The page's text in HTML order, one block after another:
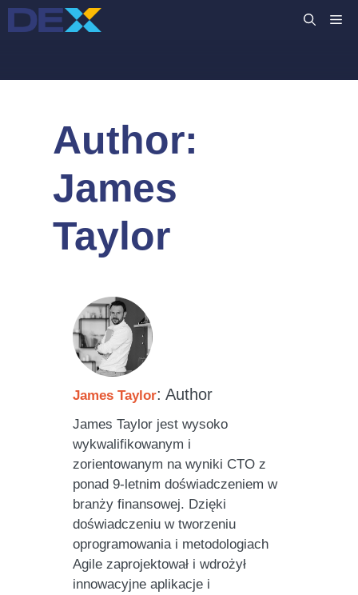
Przejdź
do
Author:
James
Taylor
James Taylor: Author
James Taylor jest wysoko
wykwalifikowanym i
zorientowanym na wyniki CTO z
ponad 9-letnim doświadczeniem w
branży finansowej. Dzięki
doświadczeniu w tworzeniu
oprogramowania i metodologiach
Agile zaprojektował i wdrożył
innowacyjne aplikacje i